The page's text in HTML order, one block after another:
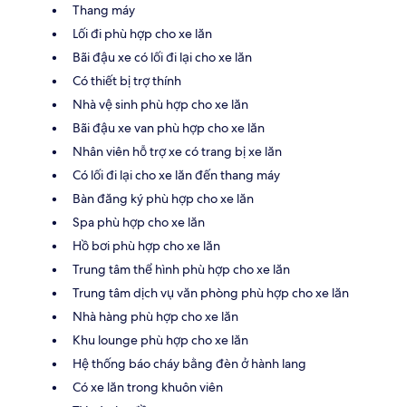
Thang máy
Lối đi phù hợp cho xe lăn
Bãi đậu xe có lối đi lại cho xe lăn
Có thiết bị trợ thính
Nhà vệ sinh phù hợp cho xe lăn
Bãi đậu xe van phù hợp cho xe lăn
Nhân viên hỗ trợ xe có trang bị xe lăn
Có lối đi lại cho xe lăn đến thang máy
Bàn đăng ký phù hợp cho xe lăn
Spa phù hợp cho xe lăn
Hồ bơi phù hợp cho xe lăn
Trung tâm thể hình phù hợp cho xe lăn
Trung tâm dịch vụ văn phòng phù hợp cho xe lăn
Nhà hàng phù hợp cho xe lăn
Khu lounge phù hợp cho xe lăn
Hệ thống báo cháy bằng đèn ở hành lang
Có xe lăn trong khuôn viên